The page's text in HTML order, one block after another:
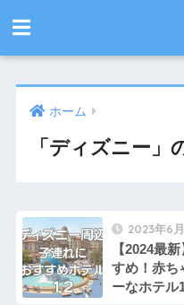
ホーム
「ディズニー」
2023年6
【2024最
すめ！赤ち
ーなホテル